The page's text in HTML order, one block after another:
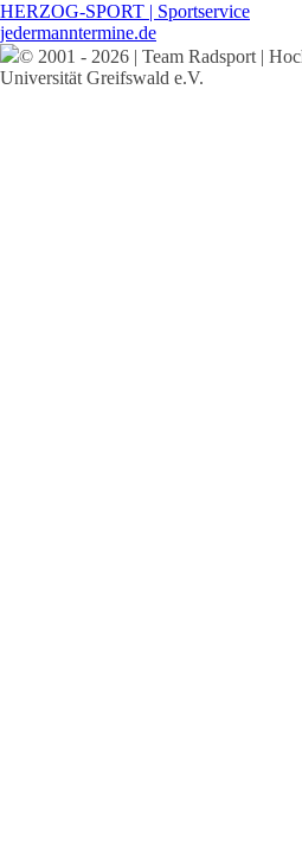
HERZOG-SPORT | Sportservice
jedermanntermine.de
© 2001 - 2026 | Team Radsport |
Universität Greifswald e.V.